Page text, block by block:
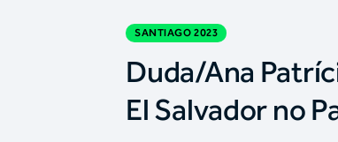
SANTIAGO 2023
Duda/Ana
El Salvador no